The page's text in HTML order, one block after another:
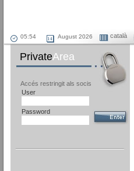
August 2026 català
PrivateArea
Accés restringit als socis
User
Password